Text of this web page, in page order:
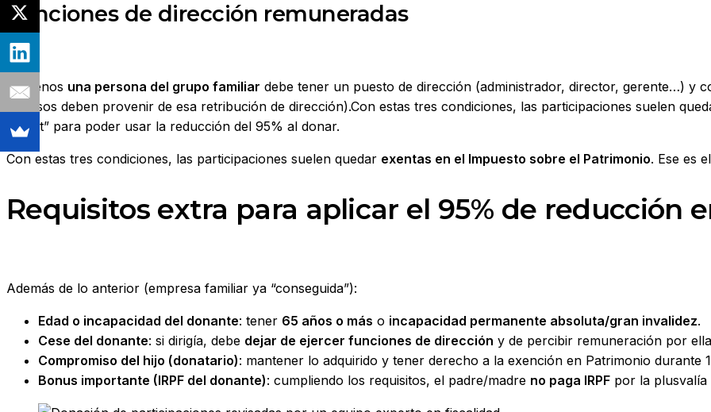
Funciones de dirección remuneradas
Al menos una persona del grupo familiar debe tener un puesto de dirección (administrador, director, gerente…) y
ingresos deben provenir de esa retribución de dirección).Con estas tres condiciones, las participaciones suelen
“ticket” para poder usar la reducción del 95% al donar.
Con estas tres condiciones, las participaciones suelen quedar exentas en el Impuesto sobre el Patrimonio. Ese es
Requisitos extra para aplicar el 95% de reducción
Además de lo anterior (empresa familiar ya “conseguida”):
Edad o incapacidad del donante: tener 65 años o más o incapacidad permanente absoluta/gran invalidez.
Cese del donante: si dirigía, debe dejar de ejercer funciones de dirección y de percibir remuneración por
Compromiso del hijo (donatario): mantener lo adquirido y tener derecho a la exención en Patrimonio durante
Bonus importante (IRPF del donante): cumpliendo los requisitos, el padre/madre no paga IRPF por la plusvalía